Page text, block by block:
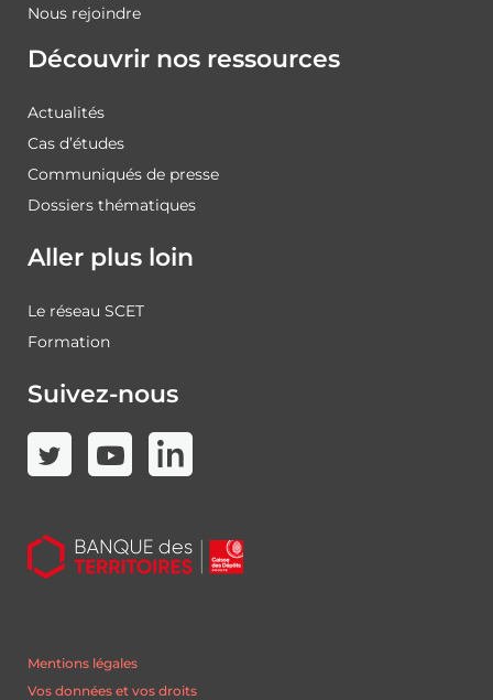
Nous rejoindre
Découvrir nos ressources
Actualités
Cas d’études
Communiqués de presse
Dossiers thématiques
Aller plus loin
Le réseau SCET
Formation
Suivez-nous
Mentions légales
Vos données et vos droits